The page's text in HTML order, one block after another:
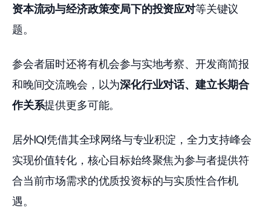
资本流动与经济政策变局下的投资应对等关键议
题。
参会者届时还将有机会参与实地考察、开发商简报
和晚间交流晚会，以为深化行业对话、建立长期合
作关系提供更多可能。
居外IQI凭借其全球网络与专业积淀，全力支持峰会
实现价值转化，核心目标始终聚焦为参与者提供符
合当前市场需求的优质投资标的与实质性合作机
遇。